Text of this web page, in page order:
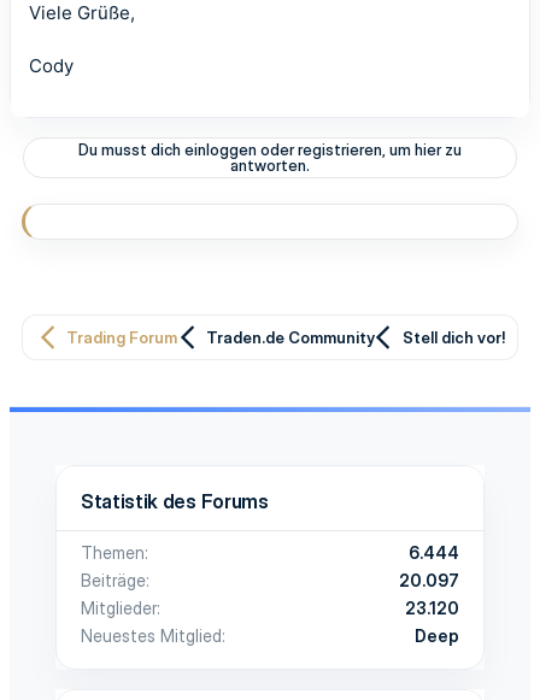
Viele Grüße,
Cody
Du musst dich einloggen oder registrieren, um hier zu
antworten.
Trading Forum Traden.de Community Stell dich vor!
Statistik des Forums
Themen
6.444
Beiträge
20.097
Mitglieder
23.120
Neuestes Mitglied
Deep